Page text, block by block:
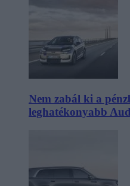
Nem zabál ki a
leghatékonyabb